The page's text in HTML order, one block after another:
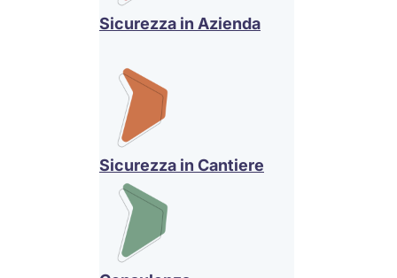
Sicurezza in Azienda
Sicurezza in Cantiere